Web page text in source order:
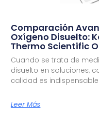
Comparación
Oxígeno Disuelto:
Thermo Scientific
Cuando se trata de
disuelto en soluciones,
calidad es indispensable.
Leer Más